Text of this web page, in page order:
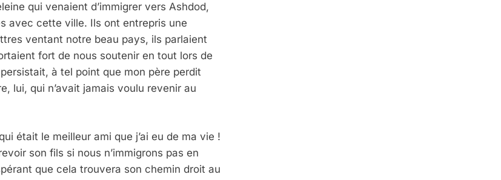
qui venaient d’immigrer vers Ashdod,
avec cette ville. Ils ont entrepris une
ventant notre beau pays, ils parlaient
fort de nous soutenir en tout lors de
à tel point que mon père perdit
lui, qui n’avait jamais voulu revenir au
était le meilleur ami que j’ai eu de ma vie !
son fils si nous n’immigrons pas en
que cela trouvera son chemin droit au